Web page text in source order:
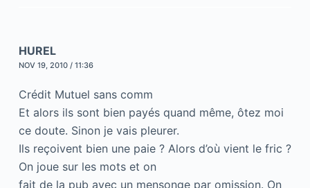
HUREL
NOV 19, 2010 / 11:36
Crédit Mutuel sans comm
Et alors ils sont bien payés quand même, ôtez moi
ce doute. Sinon je vais pleurer.
Ils reçoivent bien une paie ? Alors d’où vient le fric ?
On joue sur les mots et on
fait de la pub avec un mensonge par omission. On